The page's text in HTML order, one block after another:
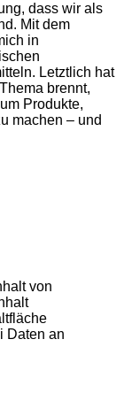
dass wir als
Mit dem
in
Letztlich hat
brennt,
Produkte,
machen – und
von
Daten an